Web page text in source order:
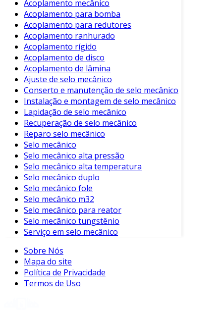
Versatilidade: Pode ser utilizado em
várias configurações de eixos e
maquinários.
Durabilidade : Fabricados com materiais
resistentes, oferecem longa vida útil.
Essas características fazem do acoplamento de
pino uma escolha popular em diversos setores
industriais.
Benefícios do Acoplamento de Pino
Entre os principais benefícios do acoplamento
de pino, destacam-se:
Redução de Vibrações
choques e vibrações, protegendo os
componentes conectados.
Baixa Manutenção: Requer pouca
manutenção, economizando tempo e
Custo Acessível
investimento inicial é baixo em
comparação com outras soluções.
Acoplamento mecânico
Acoplamento para bomba
Acoplamento para redutores
Acoplamento ranhurado
Acoplamento rígido
Acoplamento de disco
Acoplamento de lâmina
Ajuste de selo mecânico
Conserto e manutenção de selo mecânico
Instalação e montagem de selo mecânico
Lapidação de selo mecânico
Recuperação de selo mecânico
Reparo selo mecânico
Selo mecânico
Selo mecânico alta pressão
Selo mecânico alta temperatura
Selo mecânico duplo
Selo mecânico fole
Selo mecânico m32
Selo mecânico para reator
Selo mecânico tungstênio
Serviço em selo mecânico
Sobre Nós
Mapa do site
Política de Privacidade
Termos de Uso